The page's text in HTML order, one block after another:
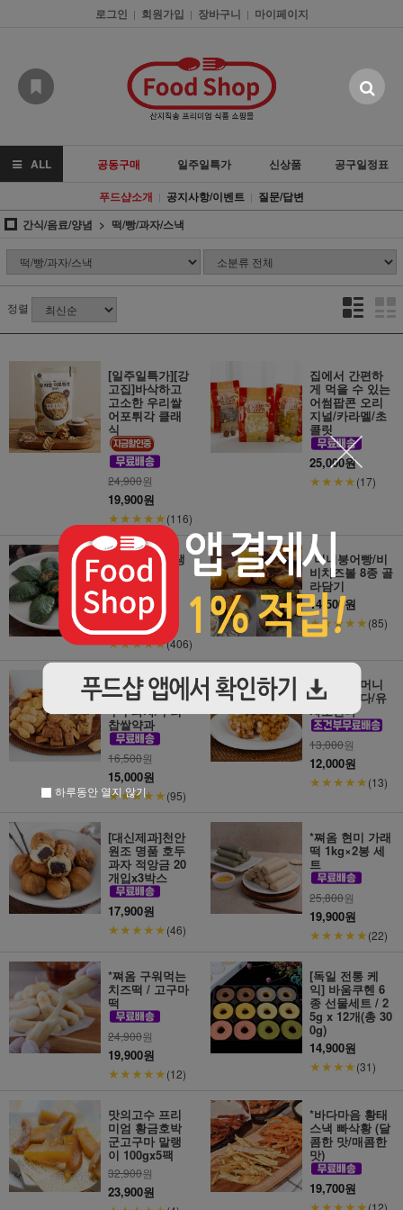
로그인 | 회원가입 | 장바구니 | 마이페이지
ALL 공동구매 일주일특가 신상품
공구일정표
푸드샵소개 | 공지사항/이벤트 | 질문/답변
간식/음료/양념
떡/빵/과자/스낵
정렬
[일주일특가][강
고집]바삭하고
고소한 우리쌀
어포튀각 클래
식
24,900원
19,900원
★★★★★(116)
집에서 간편하
게 먹을 수 있는
어썸팝콘 오리
지널/카라멜/초
콜릿
25,000원
★★★★(17)
영광 모싯잎 생
송편/생개떡
23,900원
21,900원
★★★★★(406)
*미니붕어빵/비
비치즈볼 8종 골
라담기
14,500원
★★★★★(85)
*[이장님과자점]
인절미스낵/참
두부과자/우리
찹쌀약과
16,500원
15,000원
★★★★★(95)
강옥연 할머니
수제 오란다/유
자오란다
13,000원
12,000원
★★★★★(13)
[대신제과]천안
원조 명품 호두
과자 적앙금 20
개입x3박스
17,900원
★★★★★(46)
*쪄옴 현미 가래
떡 1kg×2봉 세
트
25,800원
19,900원
★★★★★(22)
*쪄옴 구워먹는
치즈떡 / 고구마
떡
24,900원
19,900원
★★★★★(12)
[독일 전통 케
익] 바움쿠헨 6
종 선물세트 / 2
5g x 12개(총 30
0g)
14,900원
★★★★(31)
맛의고수 프리
미엄 황금호박
군고구마 말랭
이 100gx5팩
32,900원
23,900원
*바다마음 황태
스낵 빠삭황 (달
콤한 맛/매콤한
맛)
19,700원
★★★★★(12)
하루동안 열지 않기